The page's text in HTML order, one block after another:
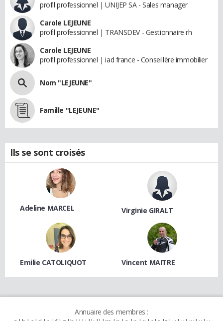
profil professionnel | UNIJEP SA - Sales manager
Carole LEJEUNE
profil professionnel | TRANSDEV - Gestionnaire rh
Carole LEJEUNE
profil professionnel | iad france - Conseillère immobilier
Nom "LEJEUNE"
Famille "LEJEUNE"
Ils se sont croisés
Adeline MARCEL Virginie GIRALT
Emilie CATOLIQUOT Vincent MAITRE
Annuaire des membres :